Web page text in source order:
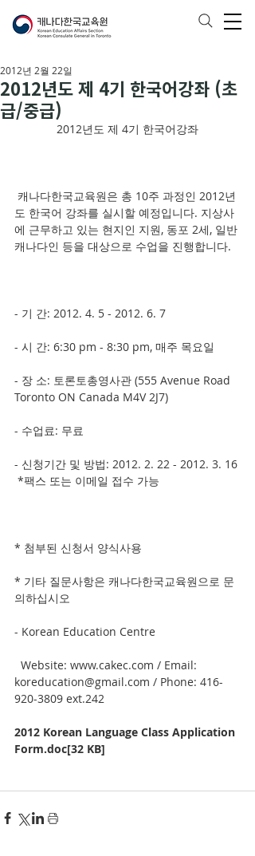
2012년도 제 4기 한국어강좌 (초
급/중급)
2012년 2월 22일
2012년도 제 4기 한국어강좌
도 한국어 강좌를 실시할 예정입니다. 지상사
에 근무하고 있는 현지인 지원, 동포 2세, 일반
캐나다인 등을 대상으로 수업을 진행합니다.
- 기 간: 2012. 4. 5 - 2012. 6. 7
- 시 간: 6:30 pm - 8:30 pm, 매주 목요일
- 장 소: 토론토총영사관 (555 Avenue Road
Toronto ON Canada M4V 2J7)
- 수업료: 무료
- 신청기간 및 방법: 2012. 2. 22 - 2012. 3. 16
*팩스 또는 이메일 접수 가능
* 첨부된 신청서 양식사용
* 기타 질문사항은 캐나다한국교육원으로 문
의하십시오
- Korean Education Centre
koreducation@gmail.com / Phone: 416-
920-3809 ext.242
2012 Korean Language Class Application
Form.doc[32 KB]